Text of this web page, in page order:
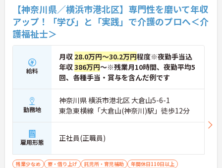
■ 日勤のみで生活リズム安定♪
無理なく長く働ける勤務環境です。
・『8時～17時30分のシフト制』で日中帯が中心
・『週休2日制（日曜固定休）』で予定が立てやす
・月平均残業15時間で負担が偏りにくい
→ プライベートとの両立も大切にできる環境です
現場＋運営の両方を経験できます。
・スタッフマネジメントや施設運営に関われる
・見学対応や新規利用者対応など外部対応も経験可
能
・現場業務と並行して段階的にスキルアップ
→ 将来を見据えて成長していけるポジションです
【神奈川県／横浜市港北区】専門性を磨いて年収
アップ！「学び」と「実践」で介護のプロへ＜介
護福祉士＞
給料
月収 28.0万円～30.2万円程度※夜勤手当込
年収386万円～※残業月10時間、夜勤平均5
回、各種手当・賞与を含んだ例です
勤務地
神奈川県 横浜市港北区 大倉山5-6-1
東急東横線「大倉山(神奈川)駅」徒歩12分
雇用形態 正社員(正職員)
残業少なめ 寮・借り上げ 託児所・育児補助
年間休日110日以上